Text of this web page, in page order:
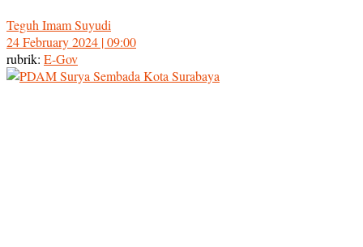
Teguh Imam Suyudi
24 February 2024 | 09:00
rubrik: E-Gov